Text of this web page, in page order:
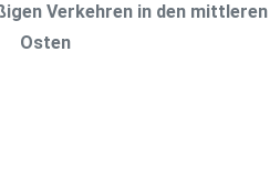
Verkehren in den mittleren
Osten